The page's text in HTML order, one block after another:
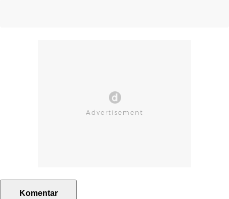
Komentar